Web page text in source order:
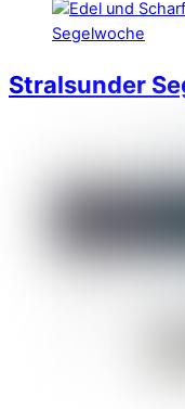
Stralsunder